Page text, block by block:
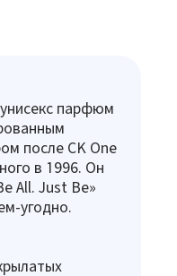
парфюм
после CK One
в 1996. Он
All. Just Be»
угодно.